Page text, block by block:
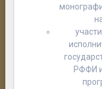
РФФИ